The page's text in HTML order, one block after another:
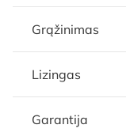
Grąžinimas
Lizingas
Garantija